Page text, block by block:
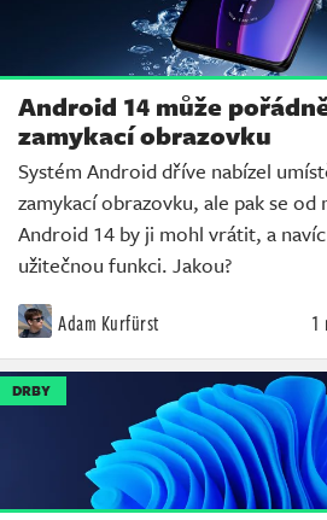
Android 14 může
zamykací obrazovku
Systém Android dříve nabízel
zamykací obrazovku, ale pak se od
Android 14 by ji mohl vrátit, a
užitečnou funkci. Jakou?
Adam Kurfürst 1
DRBY